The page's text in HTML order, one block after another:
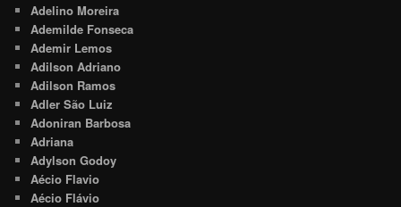
Adelino Moreira
Ademilde Fonseca
Ademir Lemos
Adilson Adriano
Adilson Ramos
Adler São Luiz
Adoniran Barbosa
Adriana
Adylson Godoy
Aécio Flavio
Aécio Flávio